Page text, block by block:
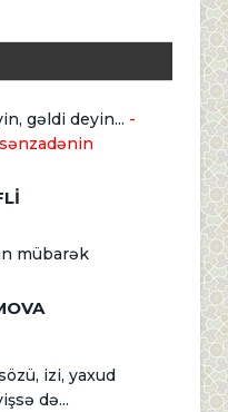
gəldi deyin... -
mübarək
izi, yaxud
də...